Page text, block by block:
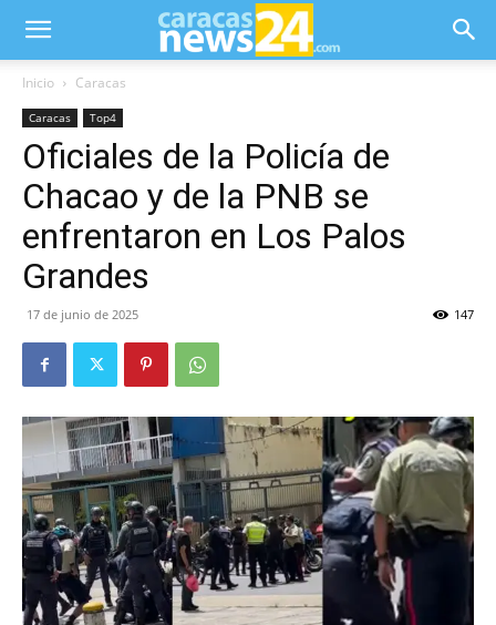
Inicio Caracas
Caracas Top4
Oficiales de la Policía de
Chacao y de la PNB se
enfrentaron en Los Palos
Grandes
17 de junio de 2025 147